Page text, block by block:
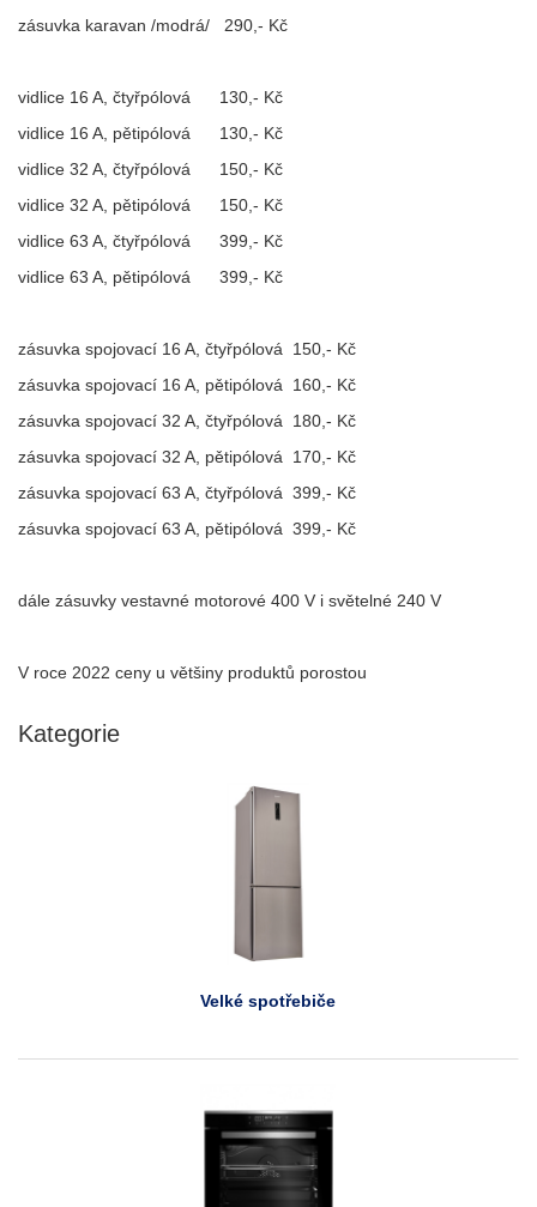
zásuvka karavan /modrá/ 290,- Kč
vidlice 16 A, čtyřpólová 130,- Kč
vidlice 16 A, pětipólová 130,- Kč
vidlice 32 A, čtyřpólová 150,- Kč
vidlice 32 A, pětipólová 150,- Kč
vidlice 63 A, čtyřpólová 399,- Kč
vidlice 63 A, pětipólová 399,- Kč
zásuvka spojovací 16 A, čtyřpólová 150,- Kč
zásuvka spojovací 16 A, pětipólová 160,- Kč
zásuvka spojovací 32 A, čtyřpólová 180,- Kč
zásuvka spojovací 32 A, pětipólová 170,- Kč
zásuvka spojovací 63 A, čtyřpólová 399,- Kč
zásuvka spojovací 63 A, pětipólová 399,- Kč
dále zásuvky vestavné motorové 400 V i světelné 240 V
V roce 2022 ceny u většiny produktů porostou
Kategorie
Velké spotřebiče